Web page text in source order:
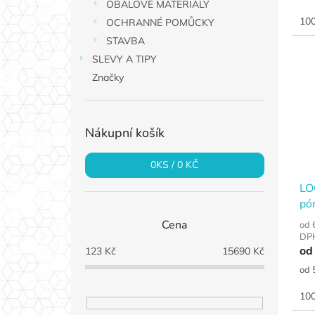
OBALOVÉ MATERIÁLY
OCHRANNÉ POMŮCKY
STAVBA
SLEVY A TIPY
Značky
Nákupní košík
0KS /0 KČ
Cena
123Kč 15690Kč
od
od
od